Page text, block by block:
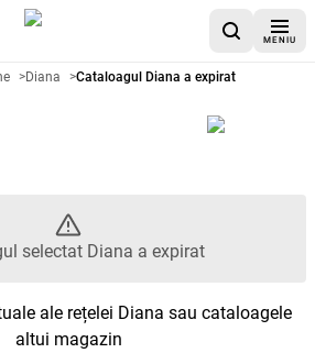
MENIU
Diana -
>Diana >Cataloagul Diana a expirat
selectat Diana a expirat
ale rețelei Diana sau cataloagele
altui magazin